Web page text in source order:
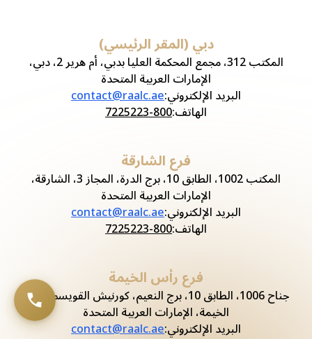
دبي (المقر الرئيسي)
المكتب 312، مجمع المحكمة العليا بدبي، أم هرير 2، دبي،
الإمارات العربية المتحدة
البريد الإلكتروني:
contact@raalc.ae
الهاتف:
800-7225223
فرع الشارقة
المكتب 1002، الطابق 10، برج الدرة، المجاز 3، الشارقة،
الإمارات العربية المتحدة
البريد الإلكتروني:
contact@raalc.ae
الهاتف:
800-7225223
فرع رأس الخيمة
جناح 1006، الطابق 10، برج النعيم، كورنيش القويسم، رأس
الخيمة، الإمارات العربية المتحدة
البريد الإلكتروني:
contact@raalc.ae